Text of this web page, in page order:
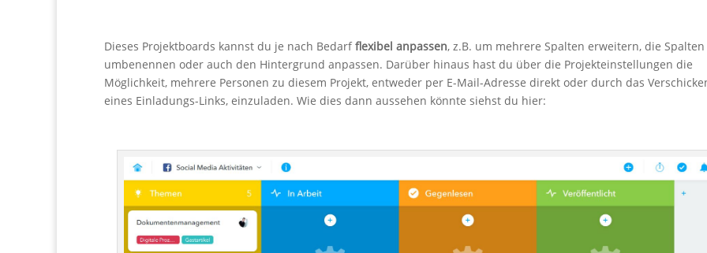
Dieses Projektboards kannst du je nach Bedarfflexibel anpassen, z.B. um mehrere Spalten erweitern, die Spalten
umbenennen oder auch den Hintergrund anpassen. Darüber hinaus hast du über die Projekteinstellungen die
Möglichkeit, mehrere Personen zu diesem Projekt, entweder per E-Mail-Adresse direkt oder durch das
eines Einladungs-Links, einzuladen. Wie dies dann aussehen könnte siehst du hier: